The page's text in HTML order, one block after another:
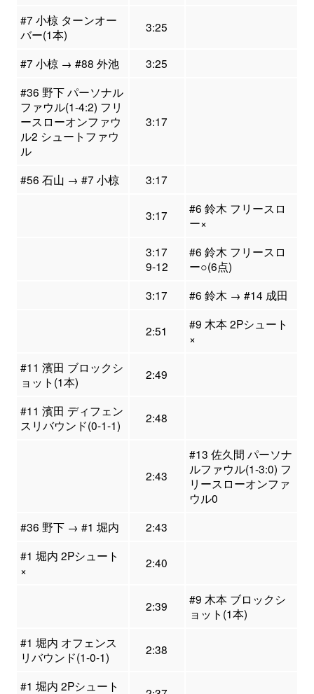
#7 小椋 ターンオー
バー(1本)
3:25
#7 小椋 → #88 外池
3:25
#36 野下 パーソナル
ファウル(1-4:2) フリ
ースローオンファウ
ル2 シュートファウ
ル
3:17
#56 石山 → #7 小椋 3:17
3:17
#6 鈴木 フリースロ
ー×
3:17
9-12
#6 鈴木 フリースロ
ー○(6点)
3:17
#6 鈴木 → #14 成田
2:51
#9 木本 2Pシュート
×
#11 濱田 ブロックシ
ョット(1本)
2:49
#11 濱田 ディフェン
スリバウンド(0-1-1)
2:48
2:43
#13 佐久間 パーソナ
ルファウル(1-3:0) フ
リースローオンファ
ウル0
#36 野下 → #1 堀内
2:43
#1 堀内 2Pシュート
×
2:40
2:39
#9 木本 ブロックシ
ョット(1本)
#1 堀内 オフェンス
リバウンド(1-0-1)
2:38
#1 堀内 2Pシュート